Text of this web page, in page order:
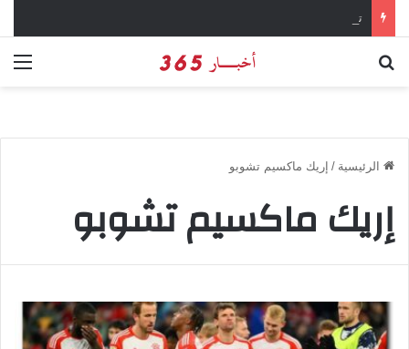
الرئيسية / إريك ماكسيم تشوبو
إريك ماكسيم تشوبو